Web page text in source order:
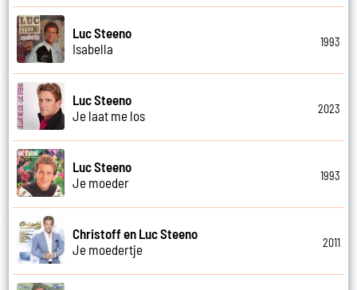
Luc Steeno
Isabella
1993
Luc Steeno
Je laat me los
2023
Luc Steeno
Je moeder
1993
Christoff en Luc Steeno
Je moedertje
2011